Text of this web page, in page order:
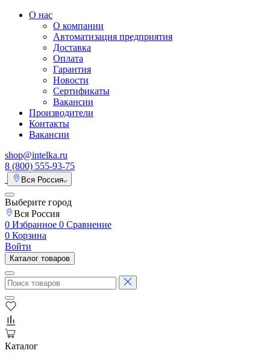
О нас
О компании
Автоматизация предприятия
Доставка
Оплата
Гарантия
Новости
Сертификаты
Вакансии
Производители
Контакты
Вакансии
shop@intelka.ru
8 (800) 555-93-75
Вся Россия
Выберите город
Вся Россия
0 Избранное 0 Сравнение
0 Корзина
Войти
Каталог товаров
Каталог